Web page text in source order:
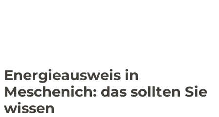
Energieausweis in
Meschenich: das sollten Sie
wissen